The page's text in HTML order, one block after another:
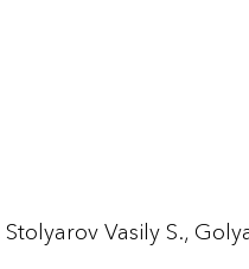
Stolyarov Vasily S.,